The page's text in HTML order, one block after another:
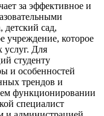
за эффективное и
сад,
учреждение, которое
услуг. Для
студенту
и особенностей
трендов и
функционировании
специалист